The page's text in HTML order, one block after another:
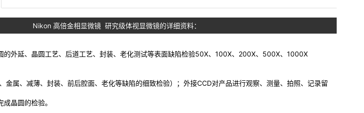
Nikon 高倍金相显微镜 研究级体视显微镜的详细资料：
的外延、晶圆工艺、后道工艺、封装、老化测试等表面缺陷检验50X、100X、200X、500X、1000X
金属、减薄、封装、前后腔面、老化等缺陷的细致检验）；外接CCD对产品进行观察、测量、拍照、记录留
晶圆的检验。